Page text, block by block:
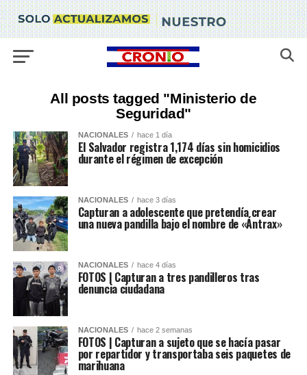
All posts tagged "Ministerio de
Seguridad"
NACIONALES hace 1 día
El Salvador registra 1,174 días sin homicidios
durante el régimen de excepción
NACIONALES hace 3 días
Capturan a adolescente que pretendía crear
una nueva pandilla bajo el nombre de «Ántrax»
NACIONALES hace 4 días
FOTOS | Capturan a tres pandilleros tras
denuncia ciudadana
NACIONALES hace 2 semanas
FOTOS | Capturan a sujeto que se hacía pasar
por repartidor y transportaba seis paquetes de
marihuana